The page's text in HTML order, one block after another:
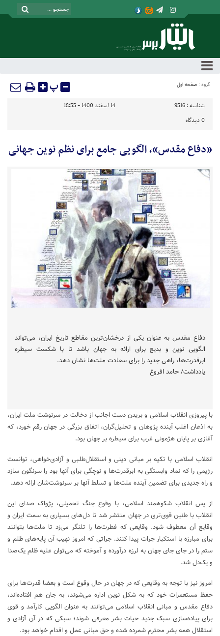
گروه : صفحه اول پ
شناسه : 9516
14 اسفند 1400 - 18:55
0 دیدگاه
«دفاع مقدس»، الگویی جامع برای نظم نوین جهانی
دفاع مقدس به عنوان یکی از درخشان‌ترین مقاطع تاریخ ایران، می‌تواند
الگویی نوین و بدیع برای ارائه به جهان باشد تا با شکست سیطره
ابرقدرت‌ها، راهی جدید را برای سعادت ملت‌ها نشان دهد.
یادداشت/ حامد افروغ
با پیروزی انقلاب اسلامی و بریدن دست اجانب از دخالت در سرنوشت ملت ایران،
به اذعان اغلب آینده پژوهان و تحلیل‌گران، اتفاق بزرگی در جهان رقم خورد، که
آغازی بر پایان هژمونی غرب برای سیطره بر جهان بود.
انقلاب اسلامی با تکیه بر مبانی دینی و استقلال‌طلبی و آزادی‌خواهی، توانست
رژیمی را که نماد وابستگی به ابرقدرت‌ها و نوچگی برای آنها بود را سرنگون سازد
و راه جدیدی برای تضمین آینده ملت‌ها و تسلط آنها بر سرنوشت‌شان ارائه دهد.
از پس انقلاب شکوهمند اسلامی، با وقوع جنگ تحمیلی، پژواک صدای این
انقلاب با طنین قوی‌تری در جهان منتشر شد تا دل‌های بسیاری به سمت ایران و
وقایع آن معطوف شود. وقایعی که فطرت‌ها را تلنگر می‌زد تا ملت‌ها بتوانند
برای مبارزه با استکبار جرات پیدا کنند. جراتی که امروز نهیب آن پایه‌های ظلم و
ستم را در جای جای جهان به لرزه درآورده و آموخته که می‌توان علیه ظلم یک‌صدا
و یک‌دل شد.
امروز نیز با توجه به وقایعی که در جهان در حال وقوع است و بعضا قدرت‌ها برای
حفظ مستعمرات خود که به شکل نوین اداره می‌شوند، به جان هم افتاده‌اند،
دفاع مقدس و مبانی انقلاب اسلامی می‌توانند به عنوان الگویی کارآمد و قوی
برای پیاده‌سازی سبک جدید حیات بشر معرفی شوند؛ سبکی که در آن آزادی و
استقلال همه بشر محترم شمرده شده و حق مبانی عمل و اقدام خواهد بود.